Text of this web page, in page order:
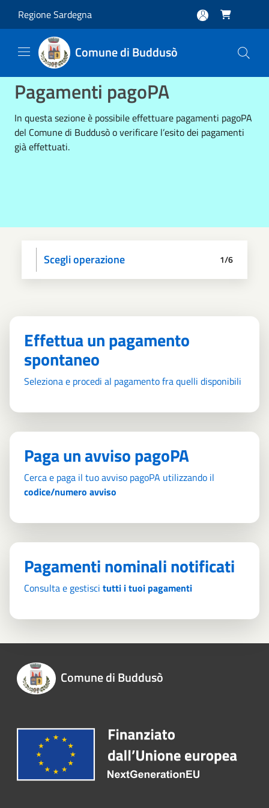
Regione Sardegna 
Comune di Buddusò
Pagamenti pagoPA
In questa sezione è possibile effettuare pagamenti pagoPA
del Comune di Buddusò o verificare l’esito dei pagamenti
già effettuati.
Scegli operazione
Informativa privacy
Scegli il pagamento
Dati anagrafici
Paga
Riepilogo 1/6
Effettua un pagamento
spontaneo
Seleziona e procedi al pagamento fra quelli disponibili
Paga un avviso pagoPA
Cerca e paga il tuo avviso pagoPA utilizzando il
codice/numero avviso
Pagamenti nominali notificati
Consulta e gestisci tutti i tuoi pagamenti
Comune di Buddusò